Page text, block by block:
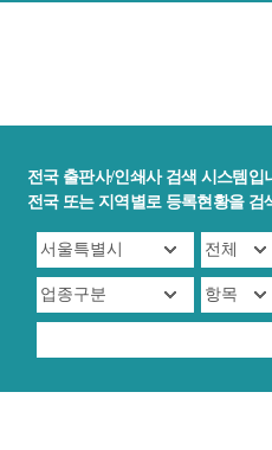
전국 출판사/인쇄사 검색 시스템입
전국 또는 지역별로 등록현황을 검